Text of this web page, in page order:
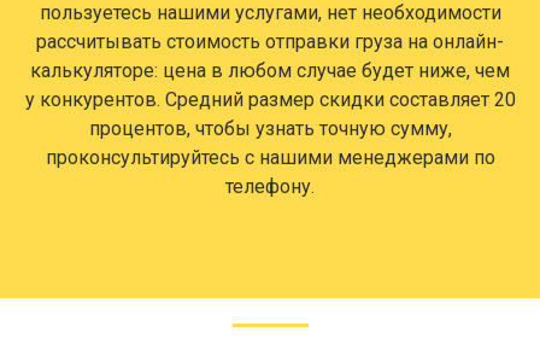
пользуетесь нашими услугами, нет необходимости
рассчитывать стоимость отправки груза на онлайн-
калькуляторе: цена в любом случае будет ниже, чем
у конкурентов. Средний размер скидки составляет 20
процентов, чтобы узнать точную сумму,
проконсультируйтесь с нашими менеджерами по
телефону.